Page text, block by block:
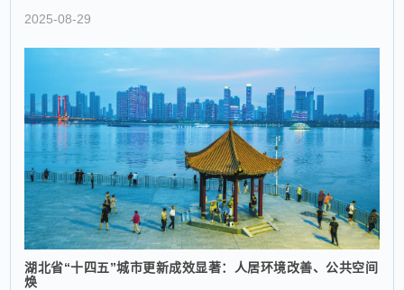
2025-08-29
湖北省“十四五”城市更新成效显著：人居环境改善、公共空间
焕